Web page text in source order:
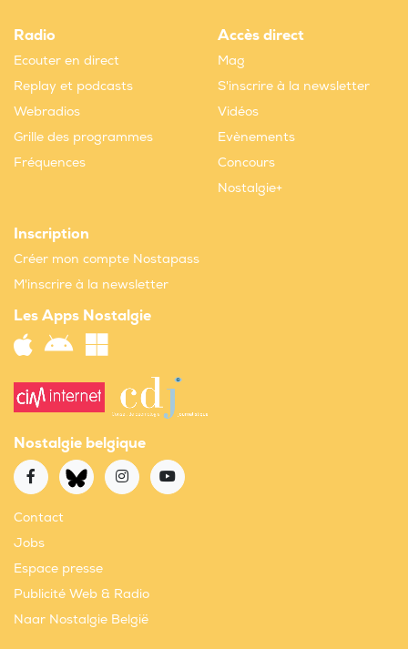
Radio
Ecouter en direct
Replay et podcasts
Webradios
Grille des programmes
Fréquences
Accès direct
Mag
S'inscrire à la newsletter
Vidéos
Evènements
Concours
Nostalgie+
Inscription
Créer mon compte Nostapass
M'inscrire à la newsletter
Les Apps Nostalgie
Nostalgie belgique
Contact
Jobs
Espace presse
Publicité Web & Radio
Naar Nostalgie België